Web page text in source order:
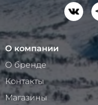
О компании
О бренде
Контакты
Магазины